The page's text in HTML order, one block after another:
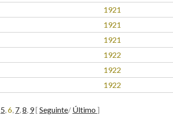
1921
1921
1921
1922
1922
1922
5,6, 7,8, 9[ Seguinte/ Último ]